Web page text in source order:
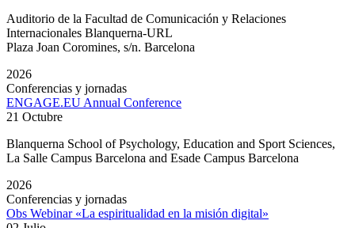
Auditorio de la Facultad de Comunicación y Relaciones
Internacionales Blanquerna-URL
Plaza Joan Coromines, s/n. Barcelona
2026
Conferencias y jornadas
ENGAGE.EU Annual Conference
21 Octubre
Blanquerna School of Psychology, Education and Sport Sciences,
La Salle Campus Barcelona and Esade Campus Barcelona
2026
Conferencias y jornadas
Obs Webinar «La espiritualidad en la misión digital»